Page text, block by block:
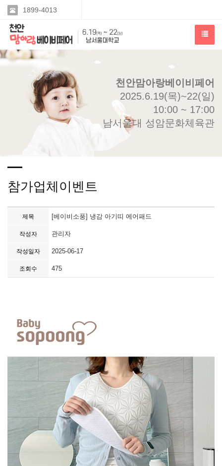
1899-4013
천안맘아랑베이비페어
2025.6.19(목)~22(일)
10:00 ~ 17:00
남서울대 성암문화체육관
참가업체이벤트
제목 [베이비소풍] 냉감 아기띠 에어패드
작성자 관리자
작성일자 2025-06-17
조회수 475